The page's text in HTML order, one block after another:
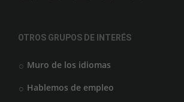
OTROS GRUPOS DE INTERÉS
Muro de los idiomas
Hablemos de empleo